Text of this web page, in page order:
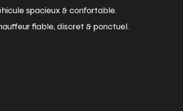
spacieux & confortable.
fiable, discret & ponctuel.